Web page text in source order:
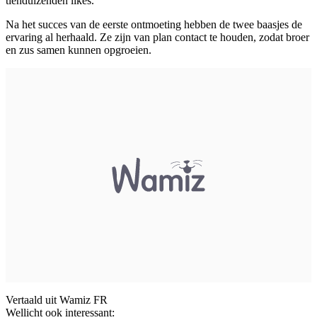
Na het succes van de eerste ontmoeting hebben de twee baasjes de
ervaring al herhaald. Ze zijn van plan contact te houden, zodat broer
en zus samen kunnen opgroeien.
Vertaald uit Wamiz FR
Wellicht ook interessant: